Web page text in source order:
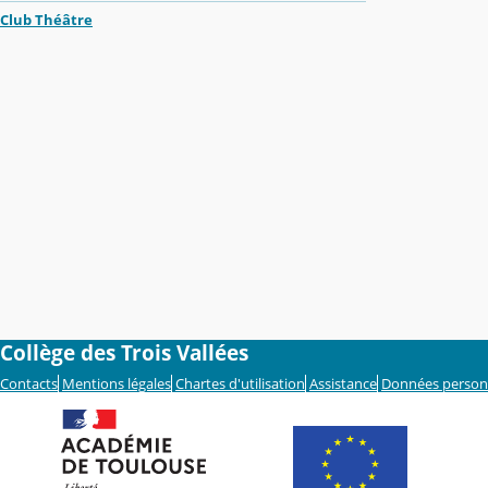
Club Théâtre
Collège des Trois Vallées
Contacts Mentions légales Chartes d'utilisation Assistance Données